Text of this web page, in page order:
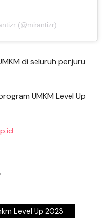
(@mirantizr)
di seluruh penjuru
UMKM Level Up
Level Up 2023